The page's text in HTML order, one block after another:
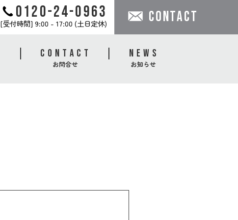
0120-24-0963
[受付時間] 9:00 - 17:00 (土日定休) CONTACT
CONTACT
お問合せ
NEWS
お知らせ